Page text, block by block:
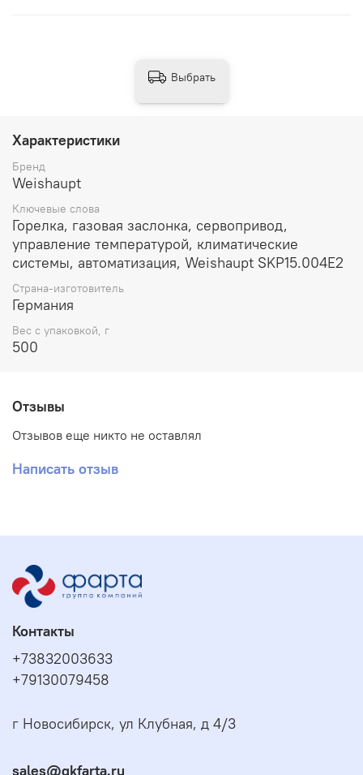
Характеристики
Бренд
Weishaupt
Ключевые слова
Горелка, газовая заслонка, сервопривод,
управление температурой, климатические
системы, автоматизация, Weishaupt SKP15.004E2
Страна-изготовитель
Германия
Вес с упаковкой, г
500
Отзывы
Отзывов еще никто не оставлял
Написать отзыв
Выбрать
Контакты
+73832003633
+79130079458
г Новосибирск, ул Клубная, д 4/3
sales@gkfarta.ru